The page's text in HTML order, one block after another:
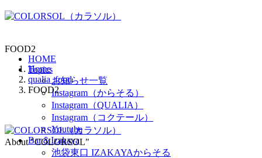
HOME
Topics
お知らせ一覧
Instagram（からそる）
Instagram（QUALIA）
Instagram（コクテール）
Youtube
Bar＆Izakaya
池袋東口 IZAKAYAからそる
FOOD2
Home
qualia_food
FOOD2
About "COLORSOL"